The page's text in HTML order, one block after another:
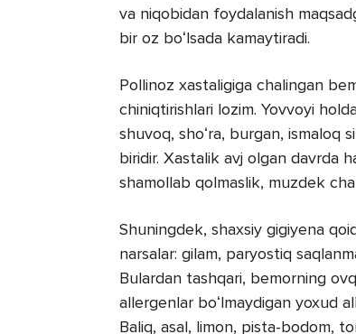
va niqobidan foydalanish
bir oz boʻlsada kamaytiradi.
Pollinoz xastaligiga chalingan
chiniqtirishlari lozim. Yovvoyi
shuvoq, shoʻra, burgan, ismaloq
biridir. Xastalik avj olgan davrda
shamollab qolmaslik, muzdek
Shuningdek, shaxsiy gigiyena
narsalar: gilam, paryostiq
Bulardan tashqari, bemorning
allergenlar boʻlmaydigan yoxud
Baliq, asal, limon, pista-bodom,